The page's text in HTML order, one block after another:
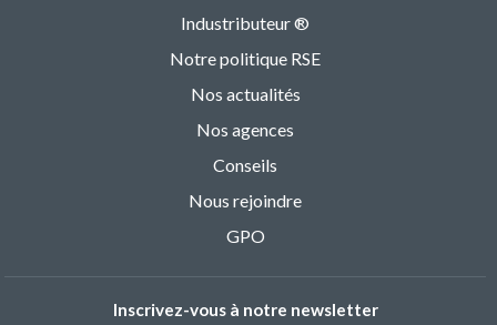
Industributeur ®
Notre politique RSE
Nos actualités
Nos agences
Conseils
Nous rejoindre
GPO
Inscrivez-vous à notre newsletter